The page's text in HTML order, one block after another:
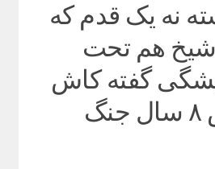
نه یک قدم که
هم تحت
گفته کاش
شما در کربلا بودید! اما نگفته خودش ۸ سال جنگ